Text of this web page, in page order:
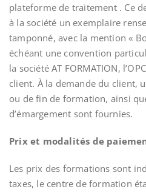
plateforme de traitement . Ce
à la société un exemplaire
tamponné, avec la mention «
échéant une convention
la société AT FORMATION,
client. À la demande du client,
ou de fin de formation, ainsi
d’émargement sont fournies.
Prix et modalités de
Les prix des formations sont
taxes, le centre de formation